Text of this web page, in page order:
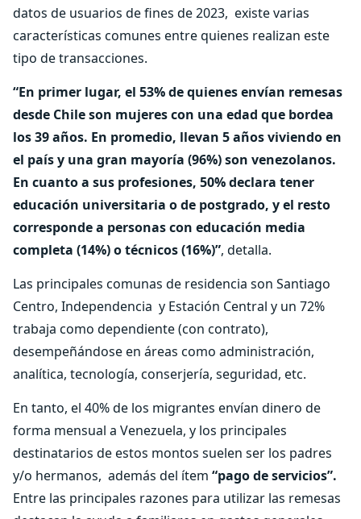
datos de usuarios de fines de 2023, existe varias
características comunes entre quienes realizan este
tipo de transacciones.
“En primer lugar, el 53% de quienes envían remesas
desde Chile son mujeres con una edad que bordea
los 39 años. En promedio, llevan 5 años viviendo en
el país y una gran mayoría (96%) son venezolanos.
En cuanto a sus profesiones, 50% declara tener
educación universitaria o de postgrado, y el resto
corresponde a personas con educación media
completa (14%) o técnicos (16%)”, detalla.
Las principales comunas de residencia son Santiago
Centro, Independencia y Estación Central y un 72%
trabaja como dependiente (con contrato),
desempeñándose en áreas como administración,
analítica, tecnología, conserjería, seguridad, etc.
En tanto, el 40% de los migrantes envían dinero de
forma mensual a Venezuela, y los principales
destinatarios de estos montos suelen ser los padres
y/o hermanos, además del ítem “pago de servicios”.
Entre las principales razones para utilizar las remesas